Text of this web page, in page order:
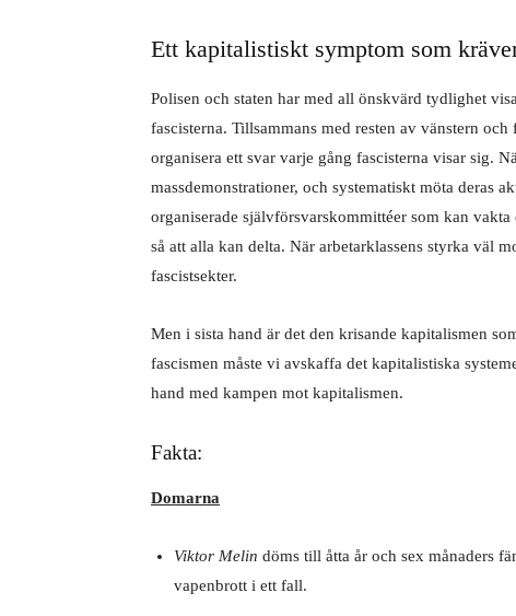
Ett kapitalistiskt symptom som
Polisen och staten har med all önskvärd tydlighet
fascisterna. Tillsammans med resten av vänstern
organisera ett svar varje gång fascisterna visar sig.
massdemonstrationer, och systematiskt möta deras
organiserade självförsvarskommittéer som kan
så att alla kan delta. När arbetarklassens styrka väl
fascistsekter.
Men i sista hand är det den krisande kapitalismen
fascismen måste vi avskaffa det kapitalistiska
hand med kampen mot kapitalismen.
Fakta:
Domarna
Viktor Melin döms till åtta år och sex månaders
vapenbrott i ett fall.